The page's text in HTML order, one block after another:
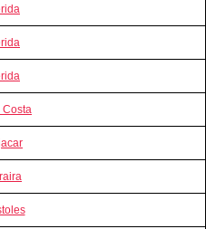
Costa